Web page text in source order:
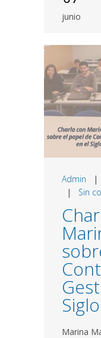
junio
Admin |
| Sin
Marina